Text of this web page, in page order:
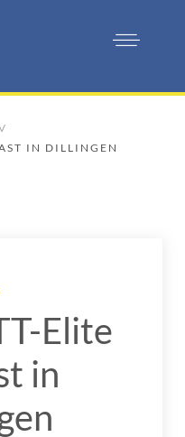
IN DILLINGEN
Elite
in